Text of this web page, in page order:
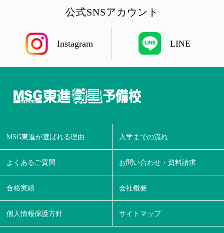
公式SNSアカウント
Instagram LINE
MSG東進が選ばれる理由 入学までの流れ
よくあるご質問 お問い合わせ・資料請求
合格実績 会社概要
個人情報保護方針 サイトマップ